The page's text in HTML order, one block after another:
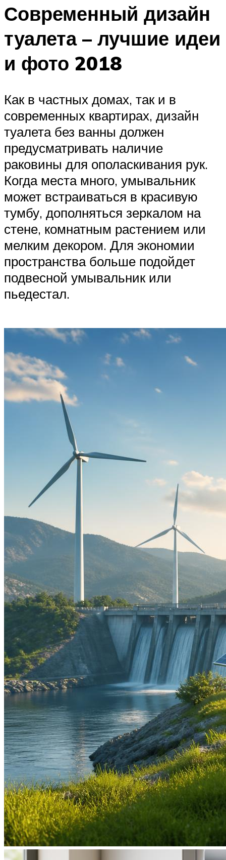
Современный дизайн
туалета – лучшие идеи
и фото 2018
Как в частных домах, так и в
современных квартирах, дизайн
туалета без ванны должен
предусматривать наличие
раковины для ополаскивания рук.
Когда места много, умывальник
может встраиваться в красивую
тумбу, дополняться зеркалом на
стене, комнатным растением или
мелким декором. Для экономии
пространства больше подойдет
подвесной умывальник или
пьедестал.